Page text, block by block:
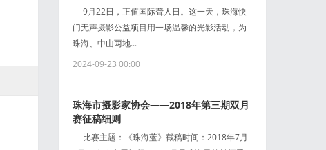
9月22日，正值国际聋人日。这一天，珠海快
门无声摄影公益项目用一场温馨的光影活动，为
珠海、中山两地...
2024-09-23 00:00
珠海市摄影家协会——2018年第三期双月
赛征稿细则
比赛主题：《珠海蓝》截稿时间：2018年7月